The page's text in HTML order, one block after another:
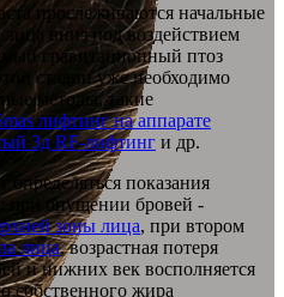
прослеживаются начальные
вниз под воздействием
гравитационный птоз
стадии уже необходимо
методы, такие
лифтинг на аппарате
3д RF-лифтинг и др.
определяться показания
при опущении бровей -
зоны лица, при втором
лица, возрастная потеря
и нижних век восполняется
собственного жира